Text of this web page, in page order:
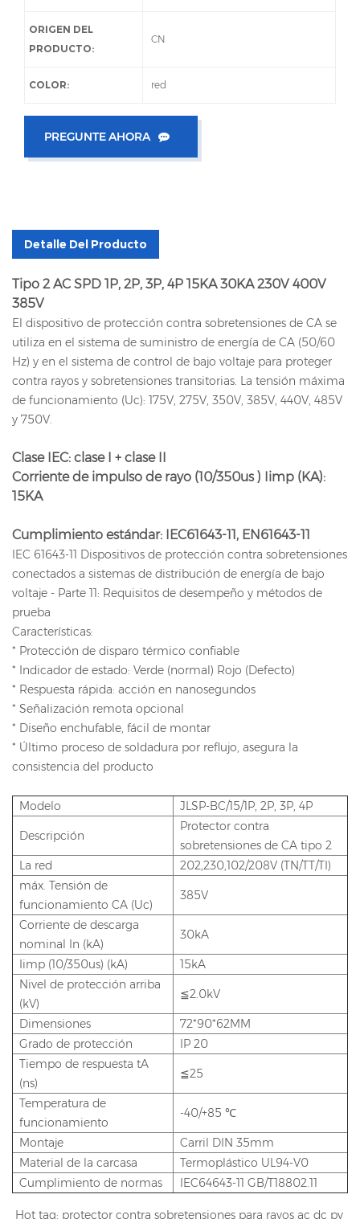
ORIGEN DEL
PRODUCTO:
CN
COLOR: red
PREGUNTE AHORA
Detalle Del Producto
Tipo 2 AC SPD 1P, 2P, 3P, 4P 15KA 30KA 230V 400V
385V
El dispositivo de protección contra sobretensiones de CA se
utiliza en el sistema de suministro de energía de CA (50/60
Hz) y en el sistema de control de bajo voltaje para proteger
contra rayos y sobretensiones transitorias. La tensión máxima
de funcionamiento (Uc): 175V, 275V, 350V, 385V, 440V, 485V
y 750V.
Clase IEC: clase I + clase II
Corriente de impulso de rayo (10/350us) Iimp (KA):
15KA
Cumplimiento estándar: IEC61643-11, EN61643-11
IEC 61643-11 Dispositivos de protección contra sobretensiones
conectados a sistemas de distribución de energía de bajo
voltaje - Parte 11: Requisitos de desempeño y métodos de
prueba
Características:
* Protección de disparo térmico confiable
* Indicador de estado: Verde (normal) Rojo (Defecto)
* Respuesta rápida: acción en nanosegundos
* Señalización remota opcional
* Diseño enchufable, fácil de montar
* Último proceso de soldadura por reflujo, asegura la
consistencia del producto
Modelo JLSP-BC/15/1P, 2P, 3P, 4P
Descripción
Protector contra
sobretensiones de CA tipo 2
La red
202,230,102/208V (TN/TT/TI)
máx. Tensión de
funcionamiento CA (Uc)
385V
Corriente de descarga
nominal In (kA)
30kA
Iimp (10/350us) (kA)
15kA
Nivel de protección arriba
(kV)
≦2.0kV
Dimensiones
72*90*62MM
Grado de protección
IP 20
Tiempo de respuesta tA
(ns)
≦25
Temperatura de
funcionamiento
-40/+85 ℃
Montaje
Carril DIN 35mm
Material de la carcasa
Termoplástico UL94-V0
Cumplimiento de normas
IEC64643-11 GB/T18802.11
Hot tag: protector contra sobretensiones para rayos ac dc pv